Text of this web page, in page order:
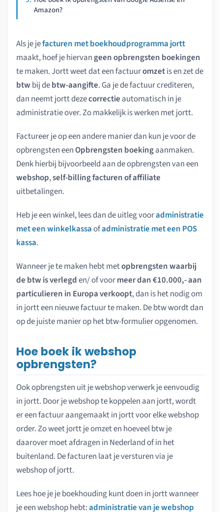
Amazon?
Als je jefacturen met boekhoudprogramma jortt
maakt, hoef je hiervangeen opbrengsten boekingen
te maken. Jortt weet dat een factuuromzetis en zet de
btw bij debtw-aangifte. Ga je de factuur crediteren,
dan neemt jortt dezecorrectie automatisch in je
administratie over. Zo makkelijk is werken met jortt.
Factureer je op een andere manier dan kun je voor de
opbrengsten eenOpbrengsten boekingaanmaken.
Denk hierbij bijvoorbeeld aan de opbrengsten van een
webshop,self-billing facturen of affiliate
uitbetalingen.
Heb je een winkel, lees dan de uitleg vooradministratie
met een winkelkassaofadministratie met een POS
kassa.
Wanneer je te maken hebt metopbrengsten waarbij
de btw is verlegden/ of voormeer dan €10.000,- aan
particulieren in Europa verkoopt, dan is het nodig om
in jortt een nieuwe factuur te maken. De btw wordt dan
op de juiste manier op het btw-formulier opgenomen.
Hoe boek ik webshop
opbrengsten?
Ook opbrengsten uit je webshop verwerk je eenvoudig
in jortt. Door je webshop te koppelen aan jortt, wordt
er een factuur aangemaakt in jortt voor elke webshop
order. Zo weet jortt je omzet en hoeveel btw je
daarover moet afdragen in Nederland of in het
buitenland. De facturen laat je versturen via je
webshop of jortt.
Lees hoe je je boekhouding kunt doen in jortt wanneer
je een webshop hebt:administratie van je webshop